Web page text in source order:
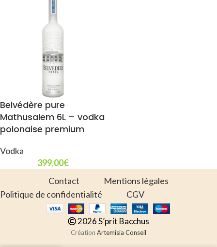
Belvédère pure
Mathusalem 6L – vodka
polonaise premium
Vodka
399,00€
Contact
Mentions légales
Politique de confidentialité
CGV
2026 S’prit Bacchus
Création Artemisia Conseil